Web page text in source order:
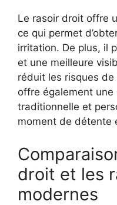
Le rasoir droit offre
ce qui permet
irritation. De plus, il
et une meilleure
réduit les risques
offre également une
traditionnelle et
moment de détente
droit et les
modernes